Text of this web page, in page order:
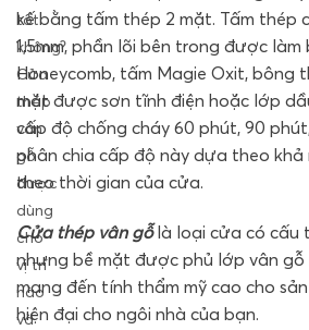
tốt
không?
Cửa
thép
vân
gỗ
được
dùng
cho
vị trí
nào
và
kế bằng tấm thép 2 mặt. Tấm thép
1,5mm, phần lõi bên trong được
Honeycomb, tấm Magie Oxit, bông
mặt được sơn tĩnh điện hoặc lớp
cấp độ chống cháy 60 phút, 90
phân chia cấp độ này dựa theo khả
theo thời gian của cửa.
Cửa thép vân gỗlà loại cửa có cấu
nhưng bề mặt được phủ lớp vân
mang đến tính thẩm mỹ cao cho
hiện đại cho ngôi nhà của bạn.